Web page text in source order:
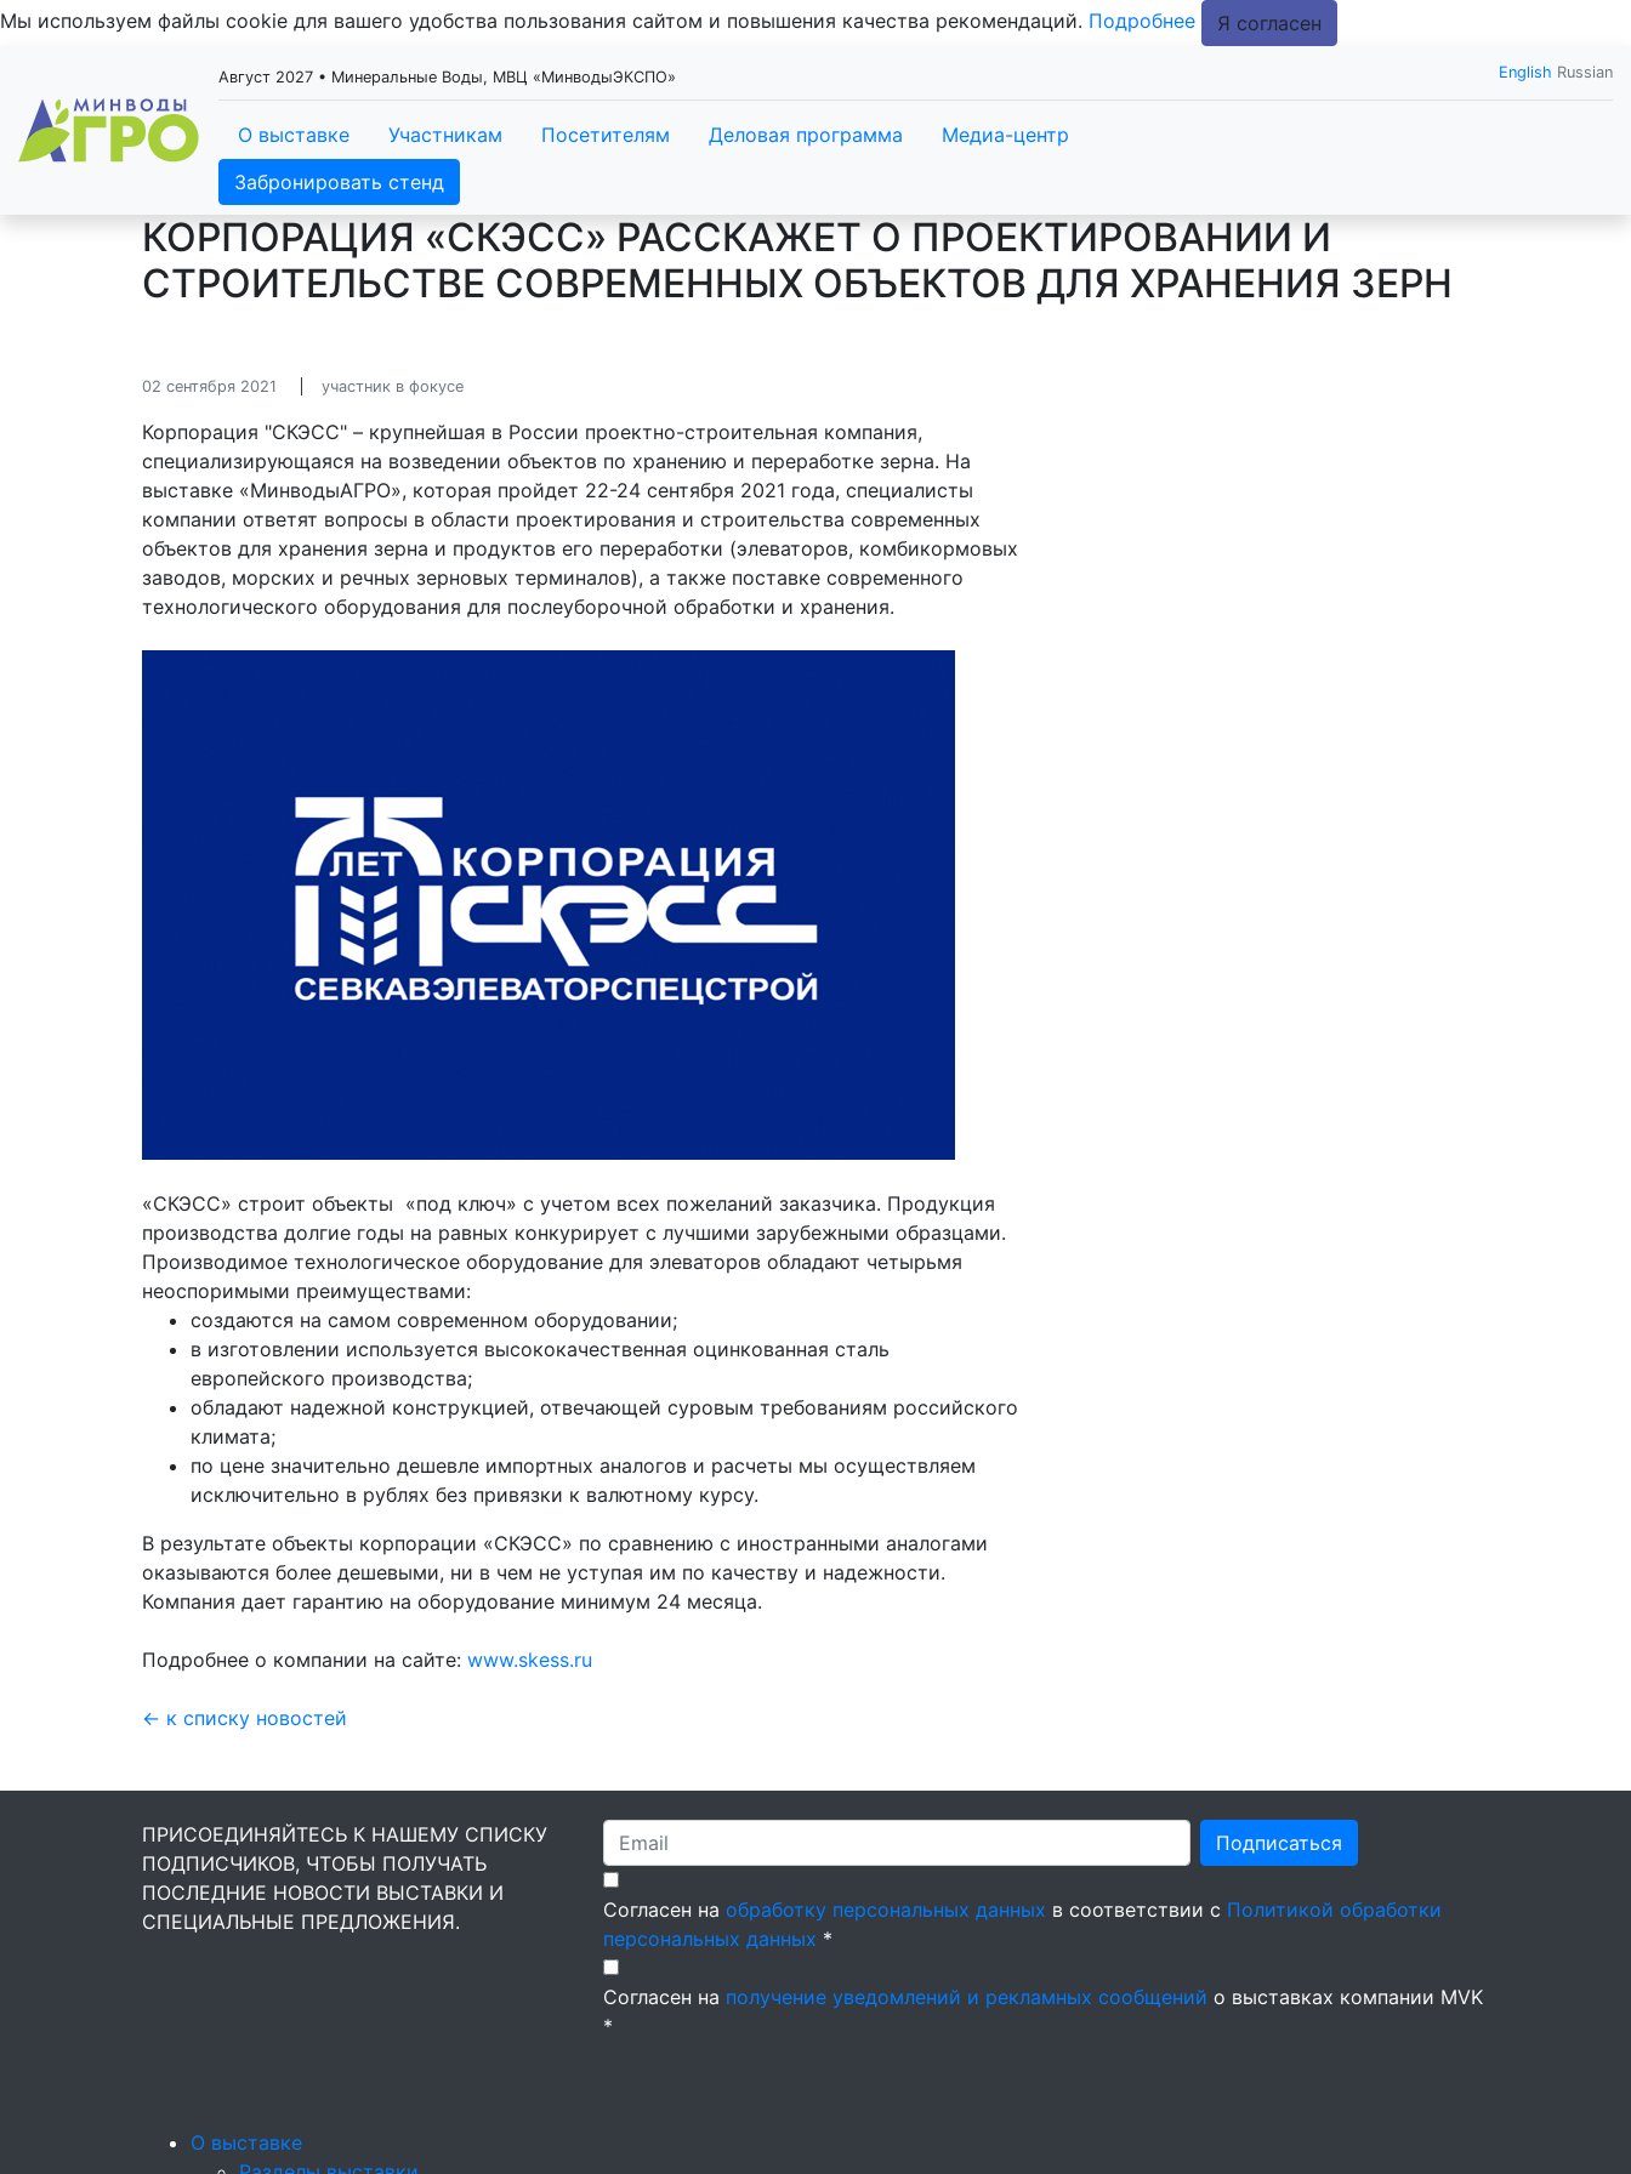
Мы используем файлы cookie для вашего удобства пользования сайтом и повышения качества рекомендаций. Подробнее Я согласен
Август 2027 • Минеральные Воды, МВЦ «МинводыЭКСПО» English Russian
О выставке Участникам Посетителям Деловая программа
Медиа-центр
Забронировать стенд
КОРПОРАЦИЯ «СКЭСС» РАССКАЖЕТ О ПРОЕКТИРОВАНИИ И
СТРОИТЕЛЬСТВЕ СОВРЕМЕННЫХ ОБЪЕКТОВ ДЛЯ ХРАНЕНИЯ ЗЕРН
02 сентября 2021 участник в фокусе
Корпорация "СКЭСС" – крупнейшая в России проектно-строительная компания,
специализирующаяся на возведении объектов по хранению и переработке зерна. На
выставке «МинводыАГРО», которая пройдет 22-24 сентября 2021 года, специалисты
компании ответят вопросы в области проектирования и строительства современных
объектов для хранения зерна и продуктов его переработки (элеваторов, комбикормовых
заводов, морских и речных зерновых терминалов), а также поставке современного
технологического оборудования для послеуборочной обработки и хранения.
«СКЭСС» строит объекты «под ключ» с учетом всех пожеланий заказчика. Продукция
производства долгие годы на равных конкурирует с лучшими зарубежными образцами.
Производимое технологическое оборудование для элеваторов обладают четырьмя
неоспоримыми преимуществами:
создаются на самом современном оборудовании;
в изготовлении используется высококачественная оцинкованная сталь
европейского производства;
обладают надежной конструкцией, отвечающей суровым требованиям российского
климата;
по цене значительно дешевле импортных аналогов и расчеты мы осуществляем
исключительно в рублях без привязки к валютному курсу.
В результате объекты корпорации «СКЭСС» по сравнению с иностранными аналогами
оказываются более дешевыми, ни в чем не уступая им по качеству и надежности.
Компания дает гарантию на оборудование минимум 24 месяца.
Подробнее о компании на сайте: www.skess.ru
← к списку новостей
ПРИСОЕДИНЯЙТЕСЬ К НАШЕМУ СПИСКУ
ПОДПИСЧИКОВ, ЧТОБЫ ПОЛУЧАТЬ
ПОСЛЕДНИЕ НОВОСТИ ВЫСТАВКИ И
СПЕЦИАЛЬНЫЕ ПРЕДЛОЖЕНИЯ.
Подписаться
Согласен на обработку персональных данных в соответствии с Политикой обработки
персональных данных *
Согласен на получение уведомлений и рекламных сообщений о выставках компании MVK
*
О выставке